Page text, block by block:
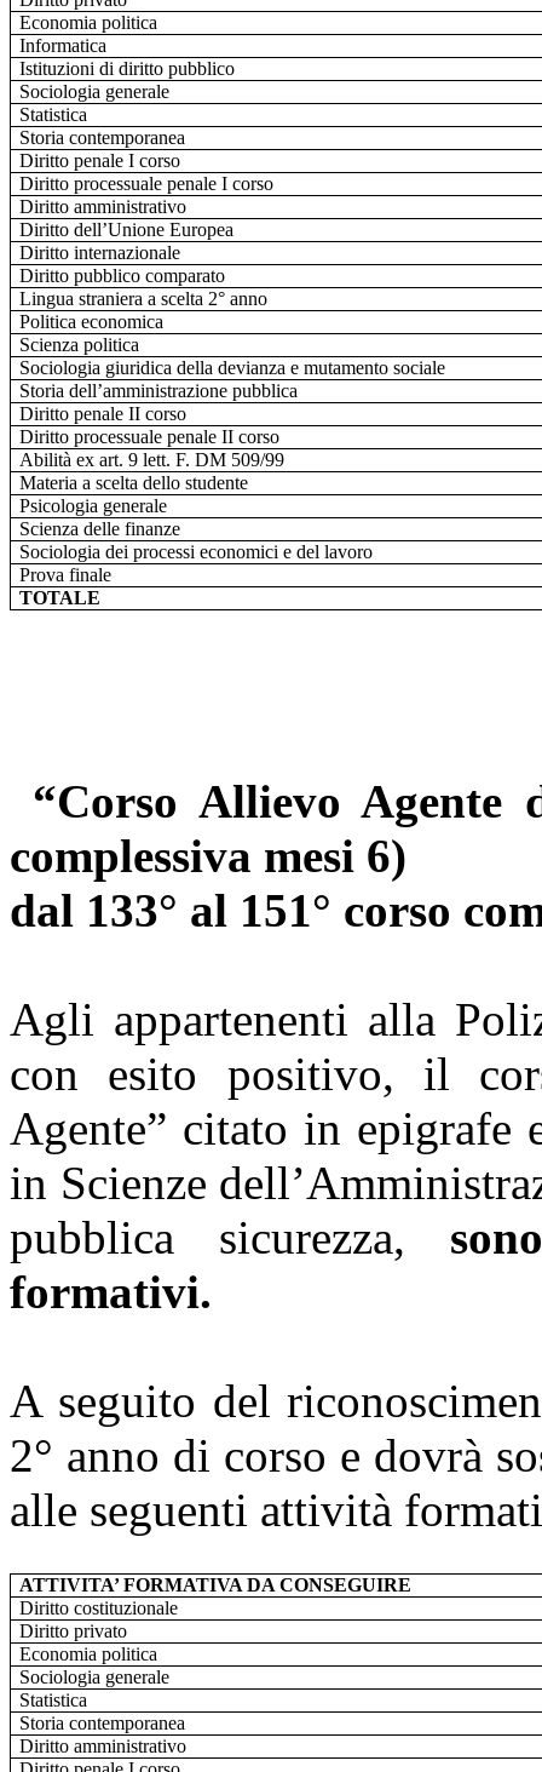
Economia politica
Informatica
Istituzioni di diritto pubblico
Sociologia generale
Statistica
Storia contemporanea
Diritto penale I corso
Diritto processuale penale I corso
Diritto amministrativo
Diritto dell’Unione Europea
Diritto internazionale
Diritto pubblico comparato
Lingua straniera a scelta 2° anno
Politica economica
Scienza politica
Sociologia giuridica della devianza e mutamento sociale
Storia dell’amministrazione pubblica
Diritto penale II corso
Diritto processuale penale II corso
Abilità ex art. 9 lett. F. DM 509/99
Materia a scelta dello studente
Psicologia generale
Scienza delle finanze
Sociologia dei processi economici e del lavoro
Prova finale
TOTALE
“Corso Allievo
complessiva mesi 6)
dal 133° al 151° corso
Agli appartenenti alla
con esito positivo, il
Agente” citato in epigrafe
in Scienze
pubblica sicurezza,
formativi.
A seguito del
2° anno di corso e dovrà
alle seguenti attività
ATTIVITA’ FORMATIVA DA CONSEGUIRE
Diritto costituzionale
Diritto privato
Economia politica
Sociologia generale
Statistica
Storia contemporanea
Diritto amministrativo